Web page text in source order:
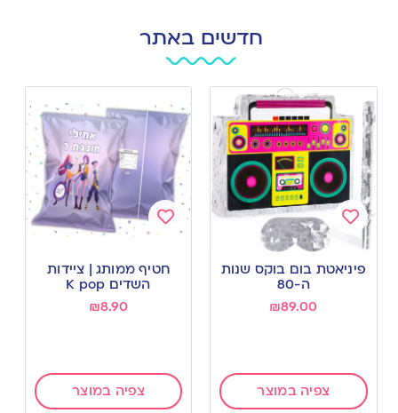
חדשים באתר
Add
to
wishlist
פיניאטת בום בוקס שנות
ה-80
₪89.00
צפיה במוצר
wishlist
חטיף ממותג | ציידות
השדים K pop
₪8.90
צפיה במוצר